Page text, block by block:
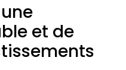
et de